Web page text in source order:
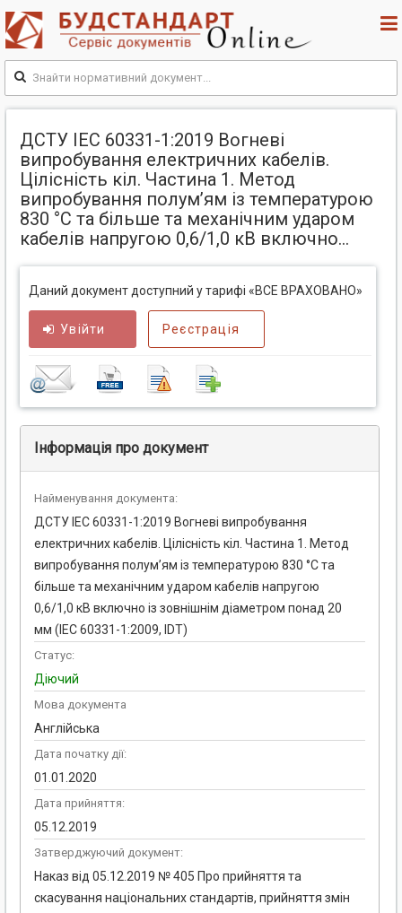
ДСТУ IEC 60331-1:2019 Вогневі
випробування електричних кабелів.
Цілісність кіл. Частина 1. Метод
випробування полум’ям із температурою
830 °С та більше та механічним ударом
кабелів напругою 0,6/1,0 кВ включно...
Даний документ доступний у тарифі «ВСЕ ВРАХОВАНО»
Увійти Реєстрація
Інформація про документ
Найменування документа:
ДСТУ IEC 60331-1:2019 Вогневі випробування
електричних кабелів. Цілісність кіл. Частина 1. Метод
випробування полум’ям із температурою 830 °С та
більше та механічним ударом кабелів напругою
0,6/1,0 кВ включно із зовнішнім діаметром понад 20
мм (IEC 60331-1:2009, IDT)
Статус:
Діючий
Мова документа
Англійська
Дата початку дії:
01.01.2020
Дата прийняття:
05.12.2019
Затверджуючий документ:
Наказ від 05.12.2019 № 405 Про прийняття та
скасування національних стандартів, прийняття змін